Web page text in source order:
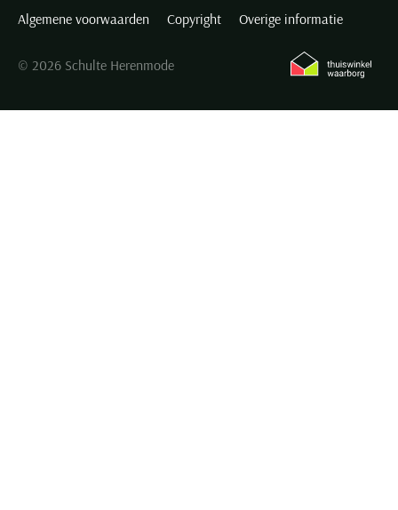
Algemene voorwaarden Copyright Overige informatie
© 2026 Schulte Herenmode